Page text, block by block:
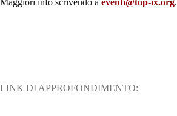
Maggiori info scrivendo a eventi@top-ix.org.
LINK DI APPROFONDIMENTO: